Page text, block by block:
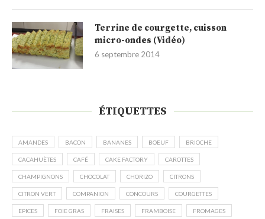
Terrine de courgette, cuisson
micro-ondes (Vidéo)
6 septembre 2014
ÉTIQUETTES
AMANDES BACON BANANES BOEUF BRIOCHE
CACAHUÈTES CAFÉ CAKE FACTORY CAROTTES
CHAMPIGNONS CHOCOLAT CHORIZO CITRONS
CITRON VERT COMPANION CONCOURS COURGETTES
EPICES FOIE GRAS FRAISES FRAMBOISE FROMAGES